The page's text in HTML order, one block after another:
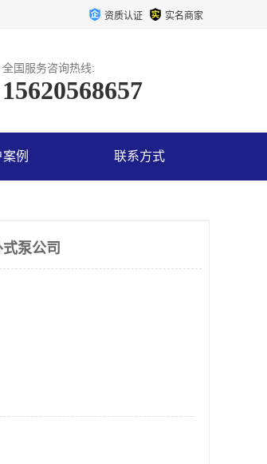
资质认证 实名商家
全国服务咨询热线:
15620568657
例 联系方式
泵公司